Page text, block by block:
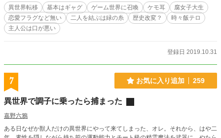
ギャグです。基本的になんちゃってです。恋愛フラグは存在
しません。 ※「番外編詰め合わせ場所（http://ncode.syosetu.
com/n9037dk/）」作ってます。もしもネタ多数。何でも許せ
るヒトは本編と合わせてお楽しみください。 ※なろう、カク
異世界転移 基本はギャグ ゲーム世界に召喚 ケモ耳
腐女子大生
恋愛フラグなど無い
二人を結ぶは緑の糸 歴史改変？
時々飯テロ
主人公は口が悪い
登録日 2019.10.31
7 お気に入り追加 259
異世界で調子に乗ったら捕まった
嘉野六鴉
ある日なぜか獣人だけの異世界にやって来てしまった、オレ。それから、はや二